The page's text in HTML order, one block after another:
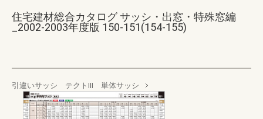
住宅建材総合カタログ サッシ・出窓・特殊窓編
_2002-2003年度版 150-151(154-155)
引違いサッシ テクトⅢ 単体サッシ